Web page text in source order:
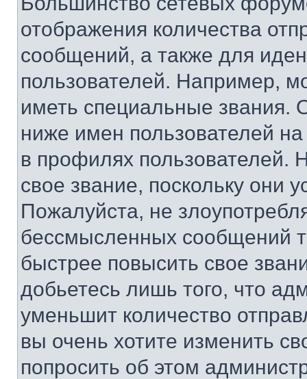
отображения количества
сообщений, а также для
пользователей. Например,
иметь специальные звания.
ниже имен пользователей
в профилях
свое звание, поскольку они
Пожалуйста, не
бессмысленных сообщений
быстрее повысить свое
добьетесь лишь того, что
уменьшит количество
вы очень хотите изменить
попросить об этом